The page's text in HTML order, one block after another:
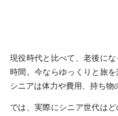
現役時代と比べて、老後に
時間。今ならゆっくりと旅を
シニアは体力や費用、持ち物
では、実際にシニア世代は